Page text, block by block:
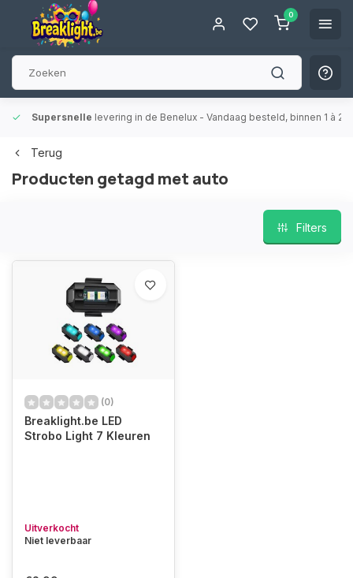
0
Supersnelle levering in de Benelux - Vandaag besteld, binnen 1 à 2
Terug
Producten getagd met auto
Filters
(0)
Breaklight.be LED
Strobo Light 7 Kleuren
Uitverkocht
Niet leverbaar